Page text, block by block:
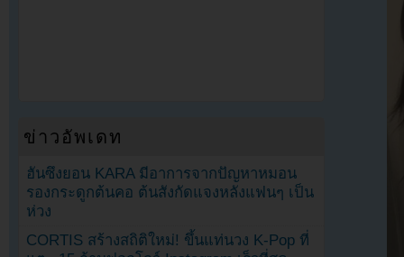
ข่าวอัพเดท
ฮันซึงยอน KARA มีอาการจากปัญหาหมอน
รองกระดูกต้นคอ ต้นสังกัดแจงหลังแฟนๆ เป็น
ห่วง
CORTIS สร้างสถิติใหม่! ขึ้นแท่นวง K-Pop ที่